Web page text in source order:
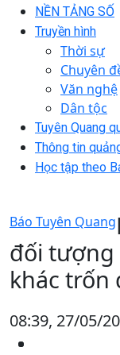
NỀN TẢNG SỐ
Truyền hình
Thời sự
Chuyên
Văn nghệ
Dân tộc
Tuyên Quang
Thông tin
Học tập theo
Báo Tuyên Quang
đối tượng
khác trốn
08:39, 27/05/